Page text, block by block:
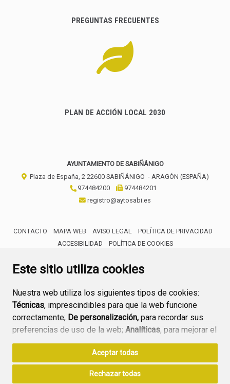
Este sitio utiliza cookies
Nuestra web utiliza los siguientes tipos de cookies:
Técnicas, imprescindibles para que la web funcione
correctamente; De personalización, para recordar sus
preferencias de uso de la web; Analíticas, para mejorar el
funcionamiento de la web y sus servicios.
Si acepta pulsando el botón“Aceptar todas”
consideramos que acepta su uso. Si pulsa el botón
Aceptar todas
Rechazar todas
PREGUNTAS FRECUENTES
PLAN DE ACCIÓN LOCAL 2030
AYUNTAMIENTO DE SABIÑÁNIGO
Plaza de España, 2 22600 SABIÑÁNIGO - ARAGÓN (ESPAÑA)
974484200
974484201
registro@aytosabi.es
CONTACTO MAPA WEB AVISO LEGAL
POLÍTICA DE PRIVACIDAD
ACCESIBILIDAD
POLÍTICA DE COOKIES